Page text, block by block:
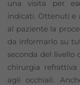
una visita per
indicati. Ottenuti e
al paziente la
da informarlo su
seconda del livello
chirurgia
agli occhiali.